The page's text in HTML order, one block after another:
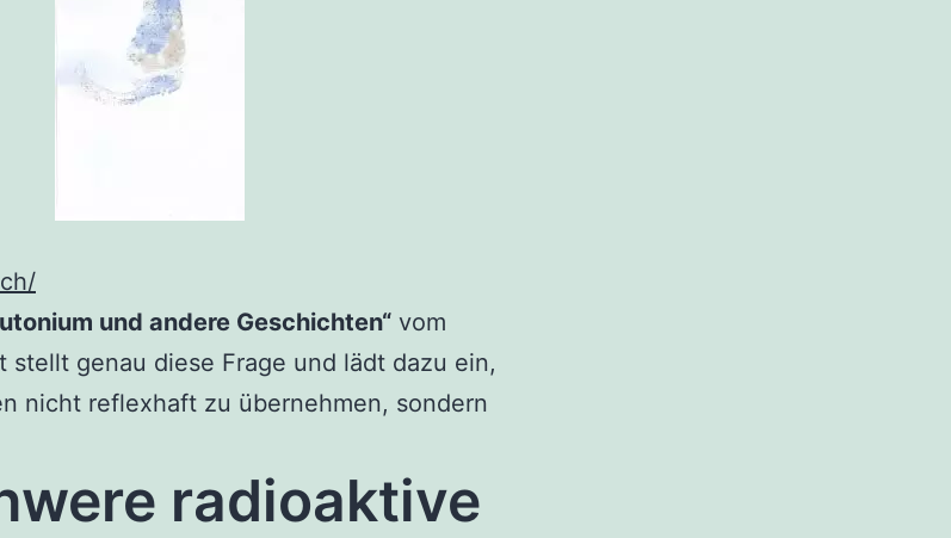
und andere Geschichten“ vom
stellt genau diese Frage und lädt dazu ein,
nicht reflexhaft zu übernehmen, sondern
radioaktive